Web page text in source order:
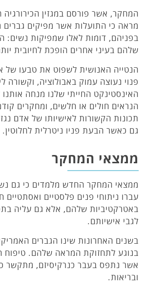
מראה כי התועלות אשר מפיקים גברים
בפניהם, דומות לאלו שמפיקות נשים:
שלהם בעיני אחרים הופכת לחיובית
הנטייה האנושית לשפוט את טבעו של
פנוי נעוצה עמוק באבולוציה, וקשורה
האינסטינקט החייתי שלנו מנחה
הנראים חולים או חלשים, ומחקרים
תכונות הקשורות לאישיותו של אדם
גם כאשר הבעת פניו ניטרלית לחלוטין.
ממצאי המחקר
ממצאי המחקר החדש מלמדים כי גם
עברו ניתוחי פנים פלסטיים ואסתטיים
באטרקטיביות שלהם, אלא גם עליה
לגבי אישיותם.
בשנים האחרונות שינו הגברים
בנוגע לתחזוקת המראה שלהם. טיפוח
אשר נתפס בעבר כנרקיסיזם, מתקשר
ובריאות.